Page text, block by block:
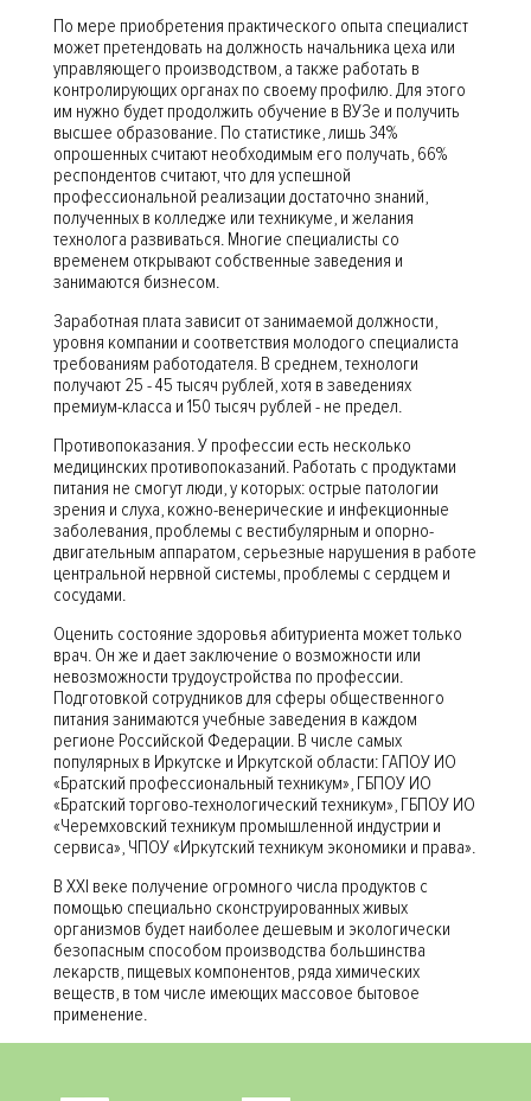
По мере приобретения практического опыта специалист
может претендовать на должность начальника цеха или
управляющего производством, а также работать в
контролирующих органах по своему профилю. Для этого
им нужно будет продолжить обучение в ВУЗе и получить
высшее образование. По статистике, лишь 34%
опрошенных считают необходимым его получать, 66%
респондентов считают, что для успешной
профессиональной реализации достаточно знаний,
полученных в колледже или техникуме, и желания
технолога развиваться. Многие специалисты со
временем открывают собственные заведения и
занимаются бизнесом.
Заработная плата зависит от занимаемой должности,
уровня компании и соответствия молодого специалиста
требованиям работодателя. В среднем, технологи
получают 25 - 45 тысяч рублей, хотя в заведениях
премиум-класса и 150 тысяч рублей - не предел.
Противопоказания. У профессии есть несколько
медицинских противопоказаний. Работать с продуктами
питания не смогут люди, у которых: острые патологии
зрения и слуха, кожно-венерические и инфекционные
заболевания, проблемы с вестибулярным и опорно-
двигательным аппаратом, серьезные нарушения в работе
центральной нервной системы, проблемы с сердцем и
сосудами.
Оценить состояние здоровья абитуриента может только
врач. Он же и дает заключение о возможности или
невозможности трудоустройства по профессии.
Подготовкой сотрудников для сферы общественного
питания занимаются учебные заведения в каждом
регионе Российской Федерации. В числе самых
популярных в Иркутске и Иркутской области: ГАПОУ ИО
«Братский профессиональный техникум», ГБПОУ ИО
«Братский торгово-технологический техникум», ГБПОУ ИО
«Черемховский техникум промышленной индустрии и
сервиса», ЧПОУ «Иркутский техникум экономики и права».
В XXI веке получение огромного числа продуктов с
помощью специально сконструированных живых
организмов будет наиболее дешевым и экологически
безопасным способом производства большинства
лекарств, пищевых компонентов, ряда химических
веществ, в том числе имеющих массовое бытовое
применение.